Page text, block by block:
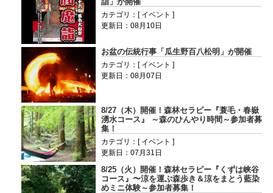
カテゴリ：[ イベント ]
更新日：08月10日
お盆の伝統行事「瓜生野百八松明」が開催
カテゴリ：[ イベント ]
更新日：08月07日
8/27（木）開催！森林セラピー『蓑毛・春嶽
湧水コース』 ～森のひんやり時間～参加者募
集！
カテゴリ：[ イベント ]
更新日：07月31日
8/25（火）開催！森林セラピー『くずは峡谷
コース』〜涼を運ぶ森歩き＆涼をまとう藍染
めミニ体験～参加者募集！